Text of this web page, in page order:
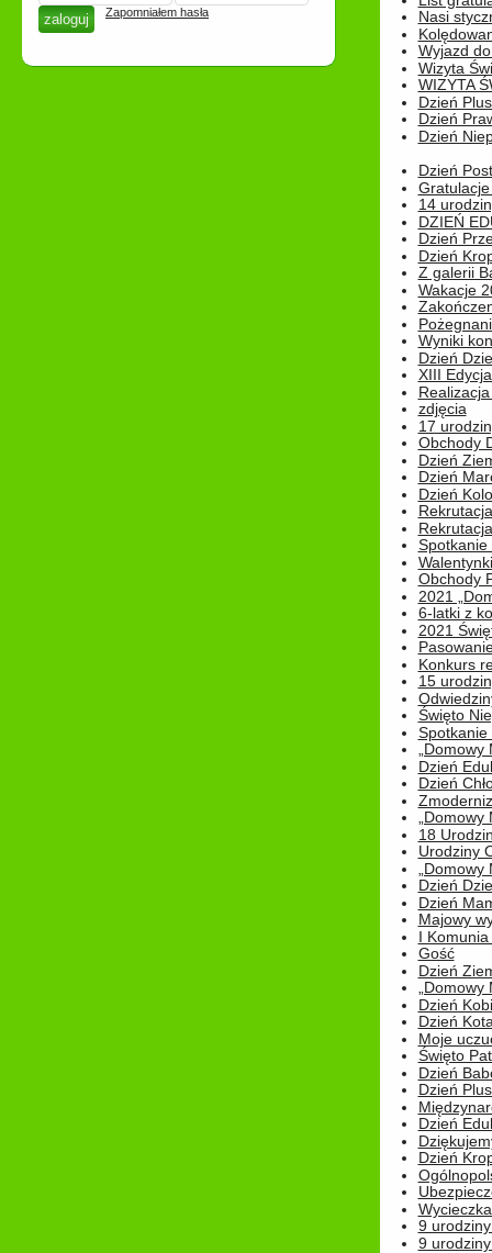
Zapomniałem hasła
Nasi
Wyjazd
Wizyta
WIZYTA
Dzień
Dzień
Dzień
Dzień
14
DZIEŃ
Dzień
Dzień
Z galerii
Wakacje
Wyniki
Dzień
XIII
zdjęcia
17
Obchody
Dzień
Dzień
Dzień
Rekrutacja
Spotkanie
Obchody
2021
6-latki z
2021
Konkurs
15
Święto
Spotkanie
Dzień
Dzień
18
Urodziny
Dzień
Dzień
Majowy
I
Gość
Dzień
Dzień
Dzień
Moje
Święto
Dzień
Dzień
Dzień
Dzień
9
9